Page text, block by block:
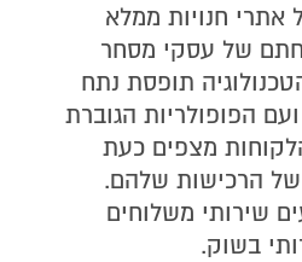
חנויות ממלא
של עסקי מסחר
תופסת נתח
הפופולריות הגוברת
מצפים כעת
של הרכישות שלהם.
שירותי משלוחים
בשוק.